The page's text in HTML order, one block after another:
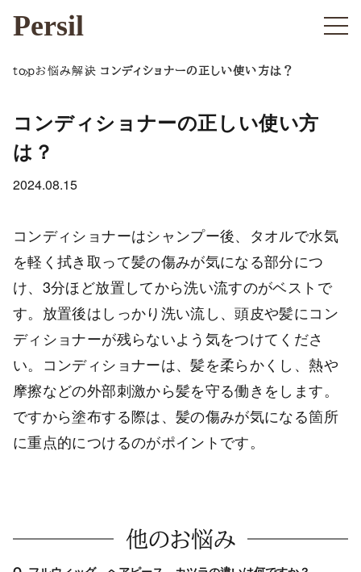
Persil
topお悩み解決 コンディショナーの正しい使い方は？
コンディショナーの正しい使い方
は？
2024.08.15
コンディショナーはシャンプー後、タオルで水気
を軽く拭き取って髪の傷みが気になる部分につ
け、3分ほど放置してから洗い流すのがベストで
す。放置後はしっかり洗い流し、頭皮や髪にコン
ディショナーが残らないよう気をつけてくださ
い。コンディショナーは、髪を柔らかくし、熱や
摩擦などの外部刺激から髪を守る働きをします。
ですから塗布する際は、髪の傷みが気になる箇所
に重点的につけるのがポイントです。
他のお悩み